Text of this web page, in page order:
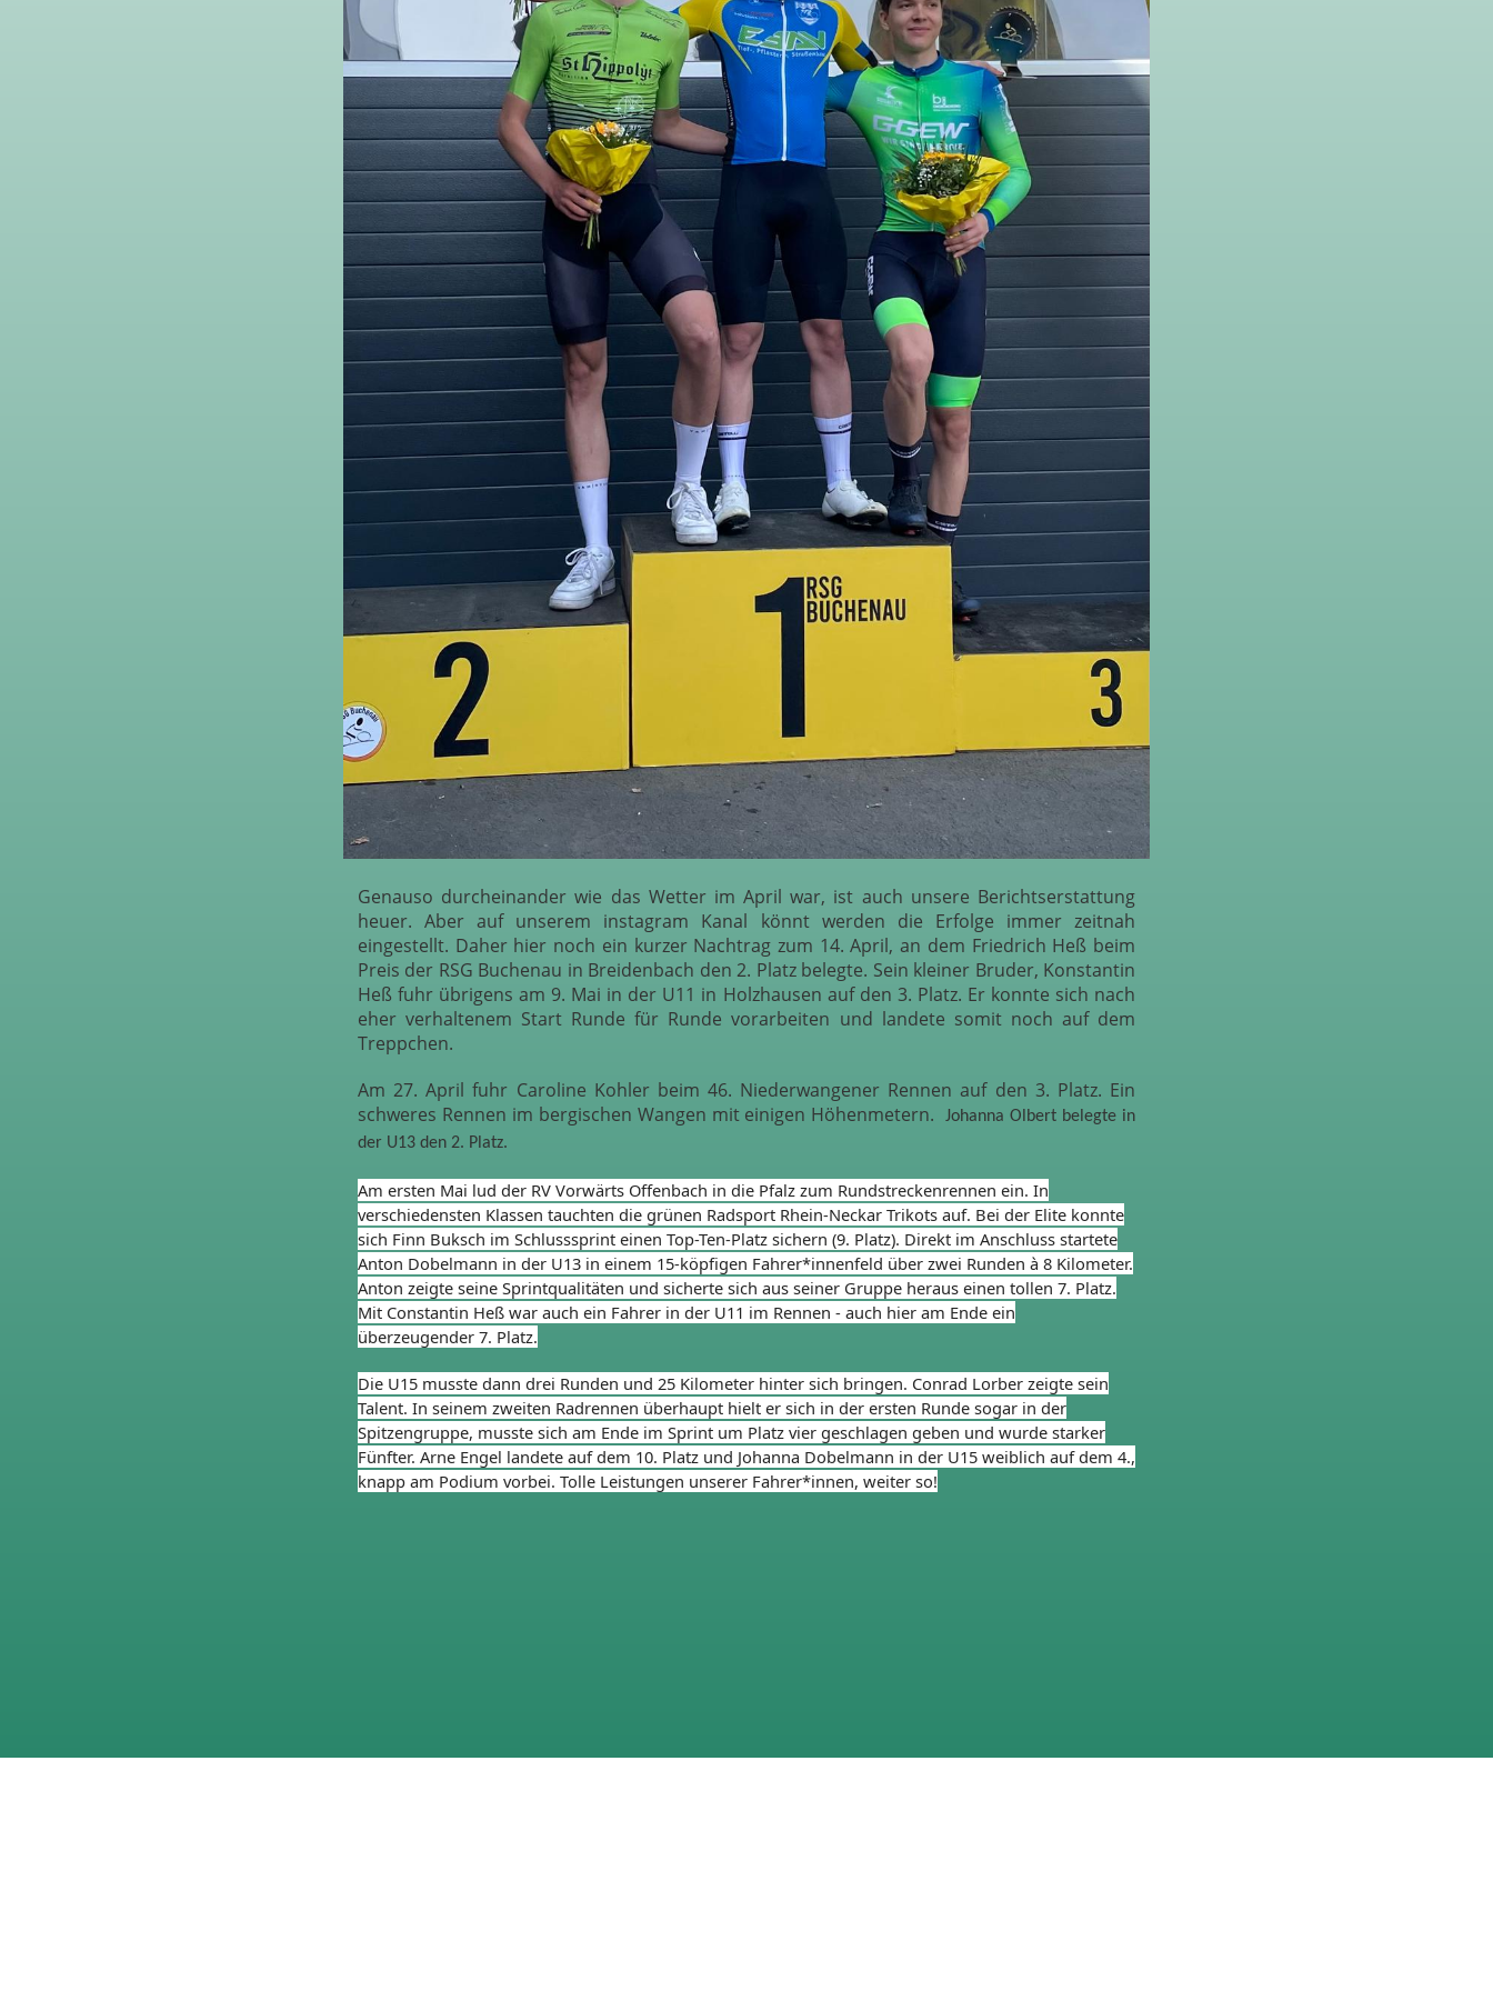
Genauso durcheinander wie das Wetter im April war, ist auch unsere Berichtserstattung
heuer. Aber auf unserem instagram Kanal könnt werden die Erfolge immer zeitnah
eingestellt. Daher hier noch ein kurzer Nachtrag zum 14. April, an dem Friedrich Heß beim
Preis der RSG Buchenau in Breidenbach den 2. Platz belegte. Sein kleiner Bruder, Konstantin
Heß fuhr übrigens am 9. Mai in der U11 in Holzhausen auf den 3. Platz. Er konnte sich nach
eher verhaltenem Start Runde für Runde vorarbeiten und landete somit noch auf dem
Treppchen.
Am 27. April fuhr Caroline Kohler beim 46. Niederwangener Rennen auf den 3. Platz. Ein
schweres Rennen im bergischen Wangen mit einigen Höhenmetern.
Johanna Olbert belegte in
der U13 den 2. Platz.
Am ersten Mai lud der RV Vorwärts Offenbach in die Pfalz zum Rundstreckenrennen ein. In
verschiedensten Klassen tauchten die grünen Radsport Rhein-Neckar Trikots auf. Bei der Elite konnte
sich Finn Buksch im Schlusssprint einen Top-Ten-Platz sichern (9. Platz). Direkt im Anschluss startete
Anton Dobelmann in der U13 in einem 15-köpfigen Fahrer*innenfeld über zwei Runden à 8 Kilometer.
Anton zeigte seine Sprintqualitäten und sicherte sich aus seiner Gruppe heraus einen tollen 7. Platz.
Mit Constantin Heß war auch ein Fahrer in der U11 im Rennen - auch hier am Ende ein
überzeugender 7. Platz.
Die U15 musste dann drei Runden und 25 Kilometer hinter sich bringen. Conrad Lorber zeigte sein
Talent. In seinem zweiten Radrennen überhaupt hielt er sich in der ersten Runde sogar in der
Spitzengruppe, musste sich am Ende im Sprint um Platz vier geschlagen geben und wurde starker
Fünfter. Arne Engel landete auf dem 10. Platz und Johanna Dobelmann in der U15 weiblich auf dem 4.,
knapp am Podium vorbei. Tolle Leistungen unserer Fahrer*innen, weiter so!